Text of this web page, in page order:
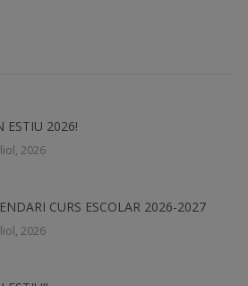
ESTIU 2026!
2026
CURS ESCOLAR 2026-2027
2026